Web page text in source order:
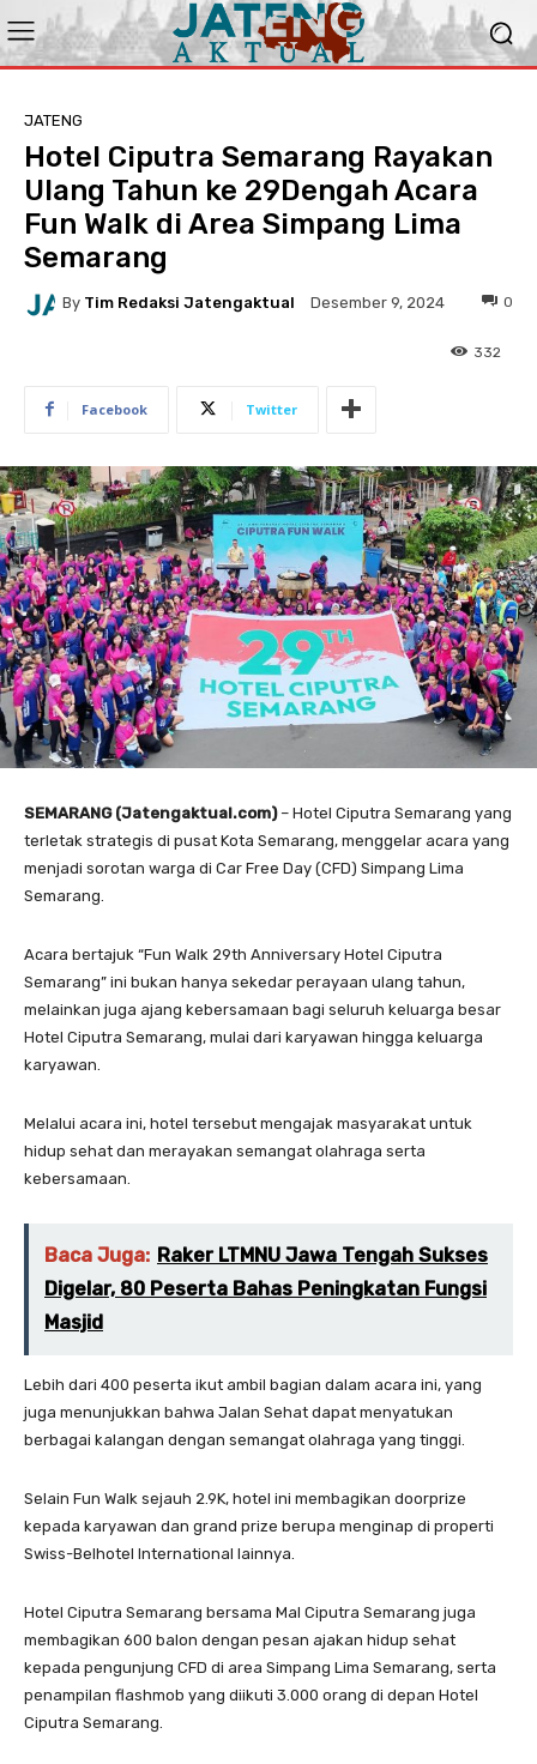
JATENG
Hotel Ciputra Semarang Rayakan
Ulang Tahun ke 29Dengah Acara
Fun Walk di Area Simpang Lima
Semarang
By Tim Redaksi Jatengaktual Desember 9, 2024 0
332
Facebook Twitter
SEMARANG (Jatengaktual.com)– Hotel Ciputra Semarang yang
terletak strategis di pusat Kota Semarang, menggelar acara yang
menjadi sorotan warga di Car Free Day (CFD) Simpang Lima
Semarang.
Acara bertajuk “Fun Walk 29th Anniversary Hotel Ciputra
Semarang” ini bukan hanya sekedar perayaan ulang tahun,
melainkan juga ajang kebersamaan bagi seluruh keluarga besar
Hotel Ciputra Semarang, mulai dari karyawan hingga keluarga
karyawan.
Melalui acara ini, hotel tersebut mengajak masyarakat untuk
hidup sehat dan merayakan semangat olahraga serta
kebersamaan.
Baca Juga: Raker LTMNU Jawa Tengah Sukses
Digelar, 80 Peserta Bahas Peningkatan Fungsi
Masjid
Lebih dari 400 peserta ikut ambil bagian dalam acara ini, yang
juga menunjukkan bahwa Jalan Sehat dapat menyatukan
berbagai kalangan dengan semangat olahraga yang tinggi.
Selain Fun Walk sejauh 2.9K, hotel ini membagikan doorprize
kepada karyawan dan grand prize berupa menginap di properti
Swiss-Belhotel International lainnya.
Hotel Ciputra Semarang bersama Mal Ciputra Semarang juga
membagikan 600 balon dengan pesan ajakan hidup sehat
kepada pengunjung CFD di area Simpang Lima Semarang, serta
penampilan flashmob yang diikuti 3.000 orang di depan Hotel
Ciputra Semarang.